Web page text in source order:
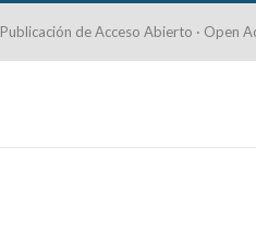
Publicación de Acceso Abierto · Open